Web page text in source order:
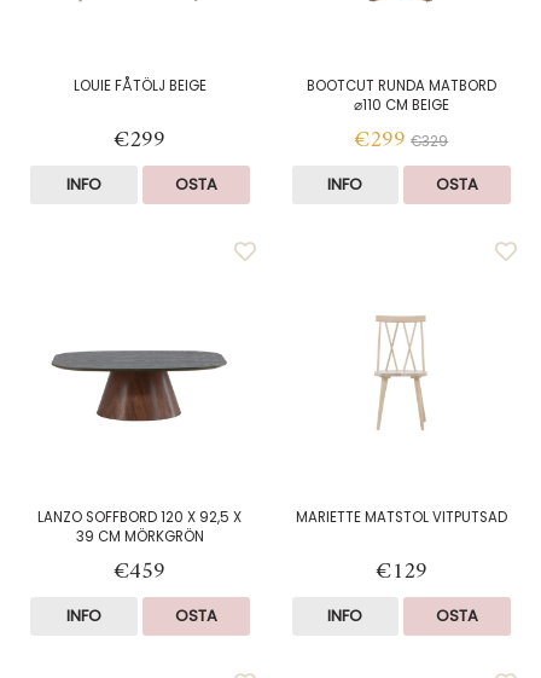
LOUIE FÅTÖLJ BEIGE
€299
INFO OSTA
BOOTCUT RUNDA MATBORD
⌀110 CM BEIGE
€299 €329
INFO OSTA
LANZO SOFFBORD 120 X 92,5 X
39 CM MÖRKGRÖN
€459
INFO OSTA
MARIETTE MATSTOL VITPUTSAD
€129
INFO OSTA